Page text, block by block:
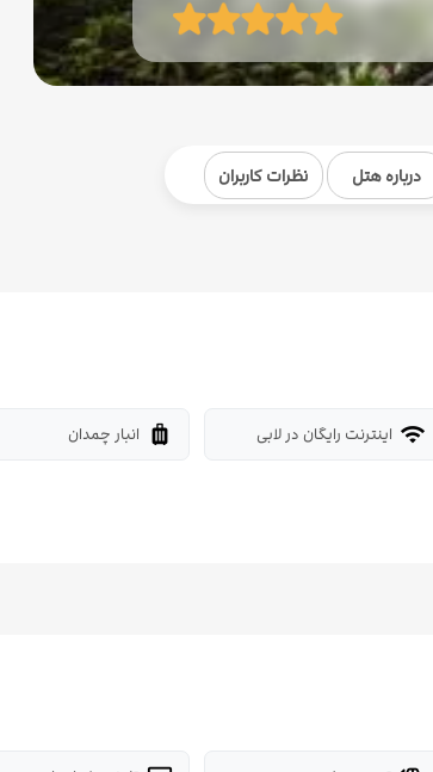
درباره هتل نظرات کاربران
wifi اینترنت رایگان در لابی luggage انبار چمدان